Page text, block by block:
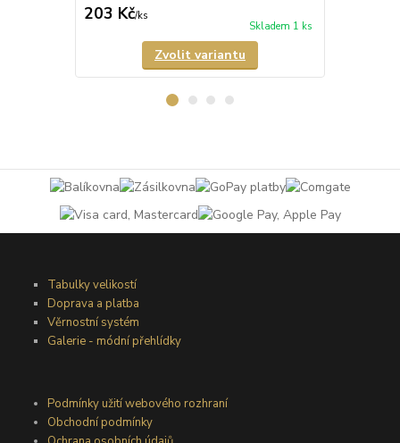
203 Kč/ks
Skladem 1 ks
Zvolit variantu
Tabulky velikostí
Doprava a platba
Věrnostní systém
Galerie - módní přehlídky
Podmínky užití webového rozhraní
Obchodní podmínky